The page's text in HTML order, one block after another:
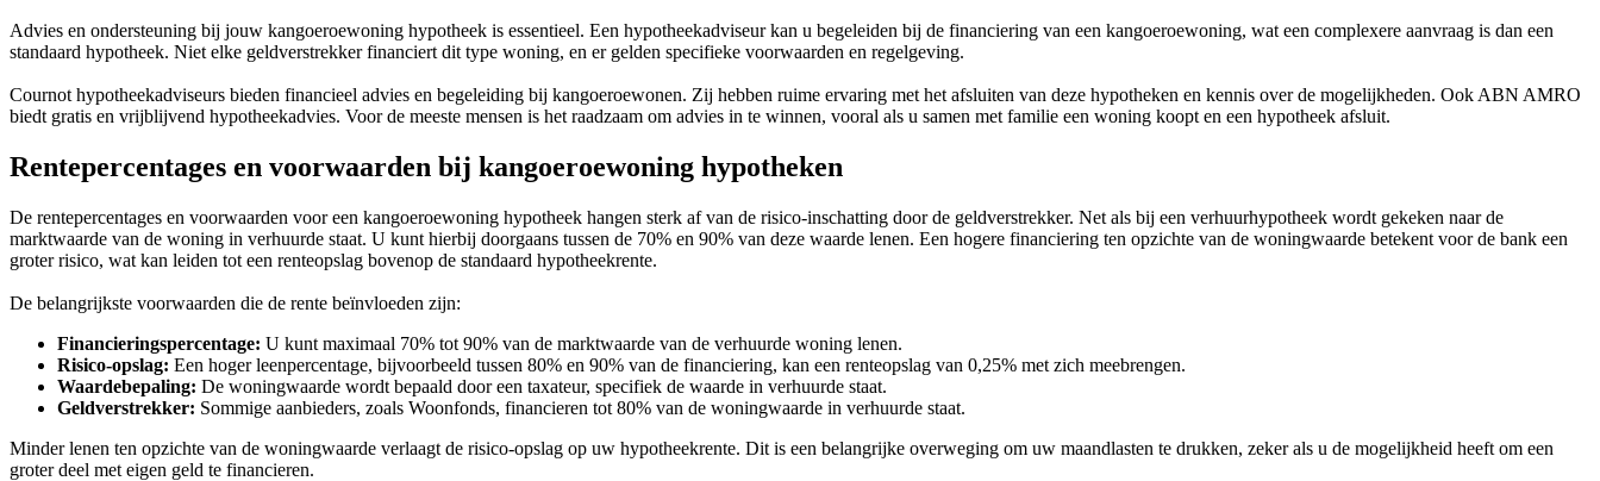
Advies en ondersteuning bij jouw kangoeroewoning hypotheek is essentieel. Een hypotheekadviseur kan u begeleiden bij de financiering van een kangoeroewoning, wat een complexere aanvraag is dan een
standaard hypotheek. Niet elke geldverstrekker financiert dit type woning, en er gelden specifieke voorwaarden en regelgeving.
Cournot hypotheekadviseurs bieden financieel advies en begeleiding bij kangoeroewonen. Zij hebben ruime ervaring met het afsluiten van deze hypotheken en kennis over de mogelijkheden. Ook ABN AMRO
biedt gratis en vrijblijvend hypotheekadvies. Voor de meeste mensen is het raadzaam om advies in te winnen, vooral als u samen met familie een woning koopt en een hypotheek afsluit.
Rentepercentages en voorwaarden bij kangoeroewoning hypotheken
De rentepercentages en voorwaarden voor een kangoeroewoning hypotheek hangen sterk af van de risico-inschatting door de geldverstrekker. Net als bij een verhuurhypotheek wordt gekeken naar de
marktwaarde van de woning in verhuurde staat. U kunt hierbij doorgaans tussen de 70% en 90% van deze waarde lenen. Een hogere financiering ten opzichte van de woningwaarde betekent voor de bank een
groter risico, wat kan leiden tot een renteopslag bovenop de standaard hypotheekrente.
De belangrijkste voorwaarden die de rente beïnvloeden zijn:
Financieringspercentage: U kunt maximaal 70% tot 90% van de marktwaarde van de verhuurde woning lenen.
Risico-opslag: Een hoger leenpercentage, bijvoorbeeld tussen 80% en 90% van de financiering, kan een renteopslag van 0,25% met zich meebrengen.
Waardebepaling: De woningwaarde wordt bepaald door een taxateur, specifiek de waarde in verhuurde staat.
Geldverstrekker: Sommige aanbieders, zoals Woonfonds, financieren tot 80% van de woningwaarde in verhuurde staat.
Minder lenen ten opzichte van de woningwaarde verlaagt de risico-opslag op uw hypotheekrente. Dit is een belangrijke overweging om uw maandlasten te drukken, zeker als u de mogelijkheid heeft om een
groter deel met eigen geld te financieren.